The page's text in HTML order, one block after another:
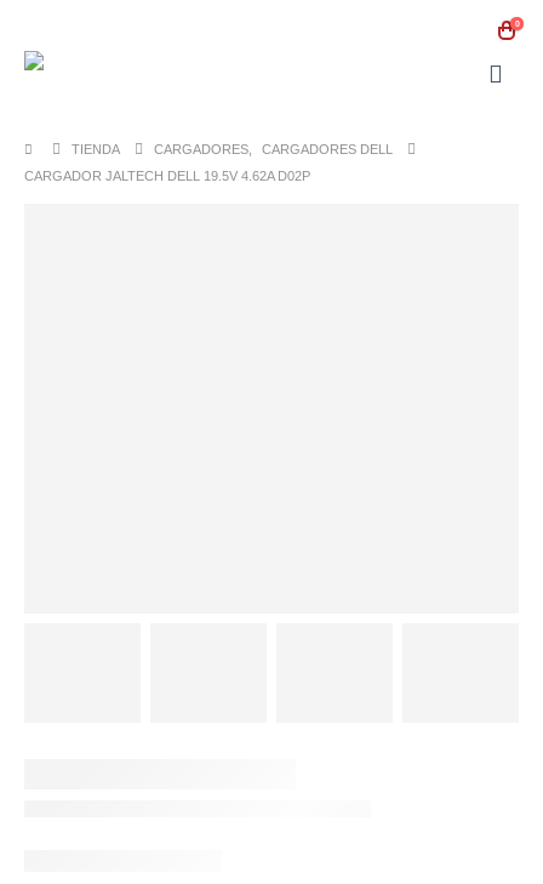
0
TIENDA CARGADORES
CARGADORES DELL
CARGADOR JALTECH DELL 19.5V 4.62A D02P